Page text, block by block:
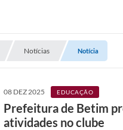
Notícias Notícia
08 DEZ 2025 EDUCAÇÃO
Prefeitura de Betim
atividades no clube